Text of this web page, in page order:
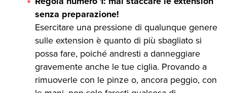
senza preparazione!
Esercitare una pressione di qualunque genere
sulle extension è quanto di più sbagliato si
possa fare, poiché andresti a danneggiare
gravemente anche le tue ciglia. Provando a
rimuoverle con le pinze o, ancora peggio, con